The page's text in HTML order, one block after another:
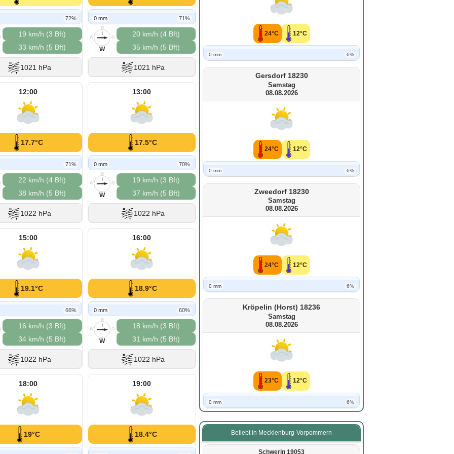
72%
19 km/h (3 Bft)
33 km/h (5 Bft)
1021 hPa
0 mm 71%
N
O
S
W
W
20 km/h (4 Bft)
35 km/h (5 Bft)
1021 hPa
12:00
17.7°C
71%
22 km/h (4 Bft)
38 km/h (5 Bft)
1022 hPa
13:00
17.5°C
0 mm 70%
N
O
S
W
W
19 km/h (3 Bft)
37 km/h (5 Bft)
1022 hPa
15:00
19.1°C
66%
16 km/h (3 Bft)
34 km/h (5 Bft)
1022 hPa
16:00
18.9°C
0 mm 60%
N
O
S
W
W
18 km/h (3 Bft)
31 km/h (5 Bft)
1022 hPa
18:00
19°C
19:00
18.4°C
24°C 12°C
0 mm 6%
Gersdorf 18230
Samstag
08.08.2026
24°C 12°C
0 mm 6%
Zweedorf 18230
Samstag
08.08.2026
24°C 12°C
0 mm 6%
Kröpelin (Horst) 18236
Samstag
08.08.2026
23°C 12°C
0 mm 6%
Beliebt in Mecklenburg-Vorpommern
Schwerin 19053